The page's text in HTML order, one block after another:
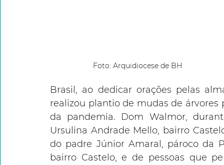
Foto: Arquidiocese de BH
Brasil, ao dedicar orações pelas
realizou plantio de mudas de
da pandemia. Dom Walmor,
Ursulina Andrade Mello, bairro
do padre Júnior Amaral, pároco da
bairro Castelo, e de pessoas que